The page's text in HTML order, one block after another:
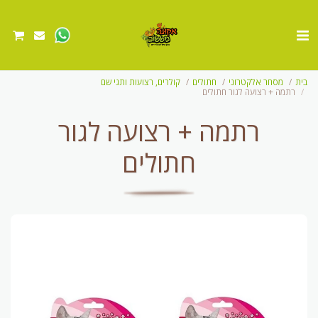
בית מסחר אלקטרוני חתולים
קולרים, רצועות ותגי שם
רתמה + רצועה לגור חתולים
רתמה + רצועה לגור
חתולים